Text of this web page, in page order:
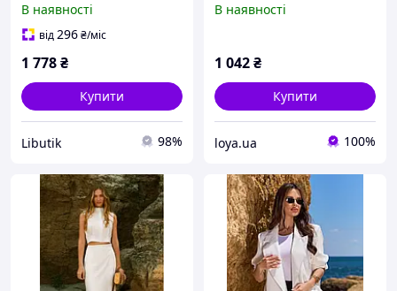
casual комплект
В наявності
від296₴/міс
1 778₴
Купити
Libutik 98%
літній комплект
В наявності
1 042₴
Купити
loya.ua 100%